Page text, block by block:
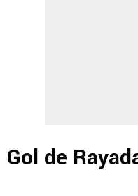
Gol de